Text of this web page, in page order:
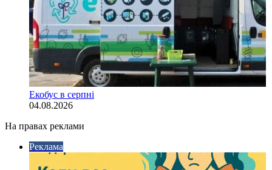
Екобус в серпні
04.08.2026
На правах реклами
Реклама